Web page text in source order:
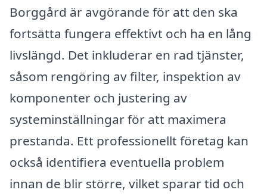
Borggård är avgörande för att den ska
fortsätta fungera effektivt och ha en lång
livslängd. Det inkluderar en rad tjänster,
såsom rengöring av filter, inspektion av
komponenter och justering av
systeminställningar för att maximera
prestanda. Ett professionellt företag kan
också identifiera eventuella problem
innan de blir större, vilket sparar tid och